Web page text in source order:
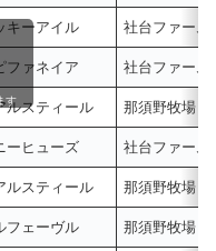
キーアイル 社台ファーム
ファネイア 社台ファーム
ルスティール 那須野牧場
ーヒューズ 社台ファーム
ルスティール 那須野牧場
フェーヴル 那須野牧場
す